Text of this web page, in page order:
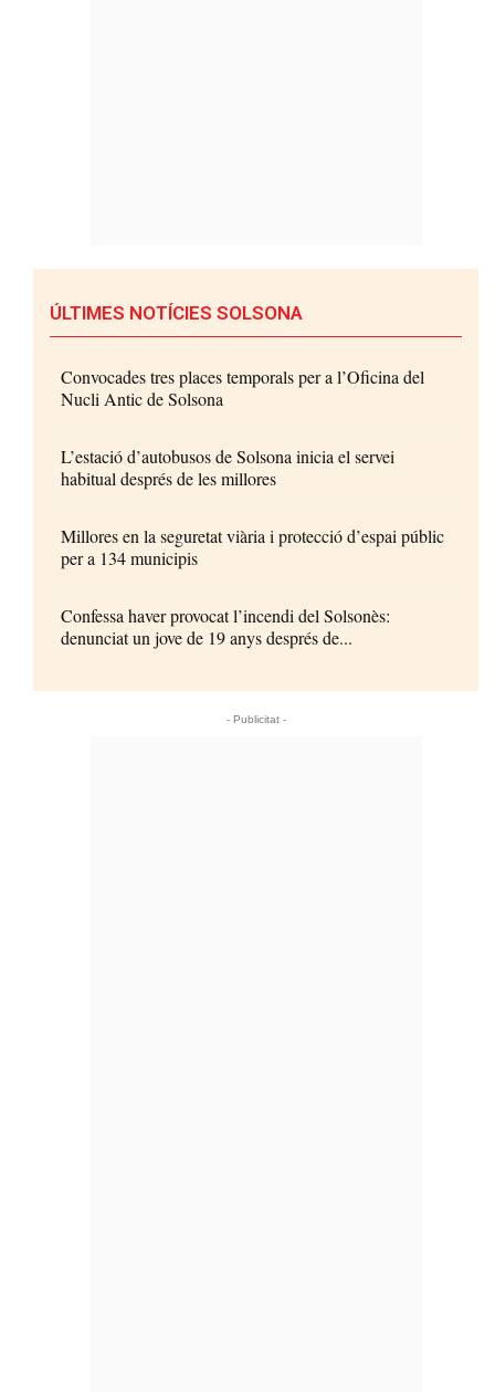
ÚLTIMES NOTÍCIES SOLSONA
Convocades tres places temporals per a l’Oficina del
Nucli Antic de Solsona
L’estació d’autobusos de Solsona inicia el servei
habitual després de les millores
Millores en la seguretat viària i protecció d’espai públic
per a 134 municipis
Confessa haver provocat l’incendi del Solsonès:
denunciat un jove de 19 anys després de...
- Publicitat -